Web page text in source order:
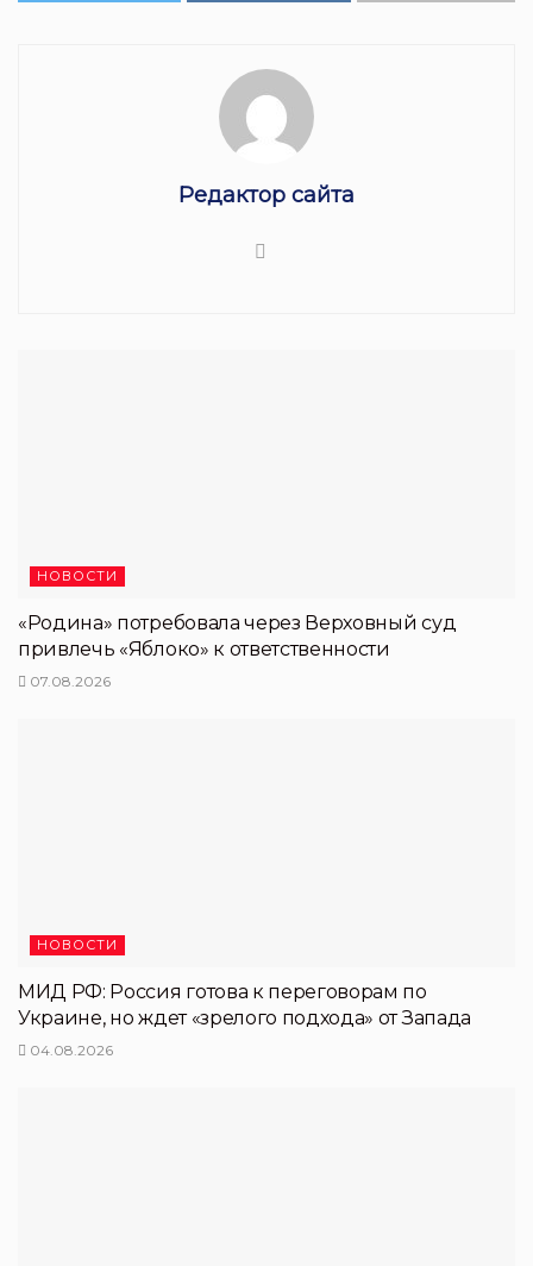
Редактор сайта
НОВОСТИ
«Родина» потребовала через Верховный суд
привлечь «Яблоко» к ответственности
07.08.2026
НОВОСТИ
МИД РФ: Россия готова к переговорам по
Украине, но ждет «зрелого подхода» от Запада
04.08.2026